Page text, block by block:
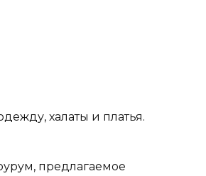
халаты и платья.
предлагаемое